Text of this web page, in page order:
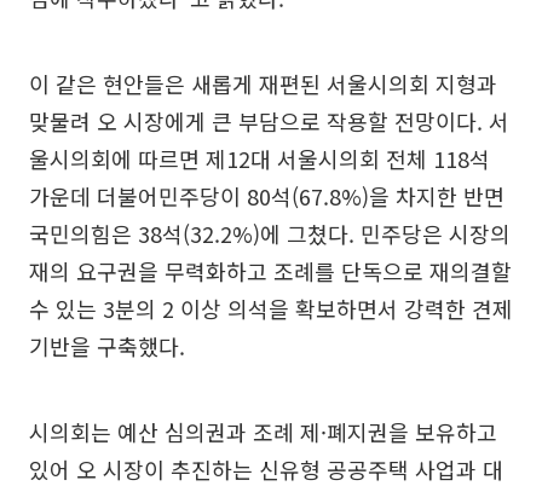
이 같은 현안들은 새롭게 재편된 서울시의회 지형과
맞물려 오 시장에게 큰 부담으로 작용할 전망이다. 서
울시의회에 따르면 제12대 서울시의회 전체 118석
가운데 더불어민주당이 80석(67.8%)을 차지한 반면
국민의힘은 38석(32.2%)에 그쳤다. 민주당은 시장의
재의 요구권을 무력화하고 조례를 단독으로 재의결할
수 있는 3분의 2 이상 의석을 확보하면서 강력한 견제
기반을 구축했다.
시의회는 예산 심의권과 조례 제·폐지권을 보유하고
있어 오 시장이 추진하는 신유형 공공주택 사업과 대